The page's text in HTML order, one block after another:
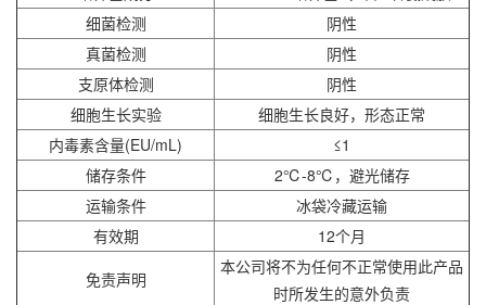
细菌检测
阴性
真菌检测
阴性
支原体检测
阴性
细胞生长实验
细胞生长良好，形态正常
内毒素含量(EU/mL)
≤1
储存条件
2℃-8℃，避光储存
运输条件
冰袋冷藏运输
有效期
12个月
免责声明
本公司将不为任何不正常使用此产品
时所发生的意外负责